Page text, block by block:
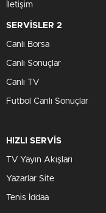
İletişim
SERVİSLER 2
Canlı Borsa
Canlı Sonuçlar
Canlı TV
Futbol Canlı Sonuçlar
HIZLI SERVİS
TV Yayın Akışları
Yazarlar Site
Tenis İddaa